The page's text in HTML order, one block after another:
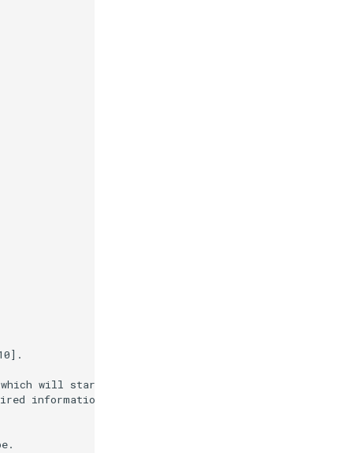
will start full-scale operations in October.
such as the desired resource amount